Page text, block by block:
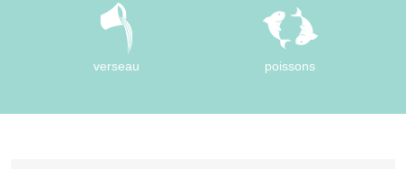
verseau poissons